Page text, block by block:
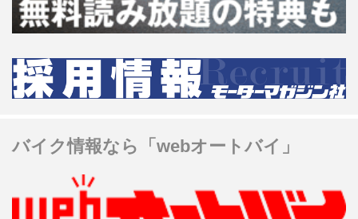
バイク情報なら「webオートバイ」